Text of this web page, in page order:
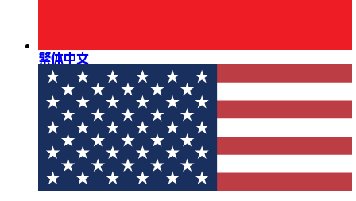
繁体中文